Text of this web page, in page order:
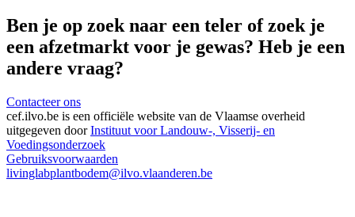
Ben je op zoek naar een teler of zoek je
een afzetmarkt voor je gewas? Heb je een
andere vraag?
Contacteer ons
cef.ilvo.be is een officiële website van de Vlaamse overheid
uitgegeven doorInstituut voor Landouw-, Visserij- en
Voedingsonderzoek
Gebruiksvoorwaarden
livinglabplantbodem@ilvo.vlaanderen.be